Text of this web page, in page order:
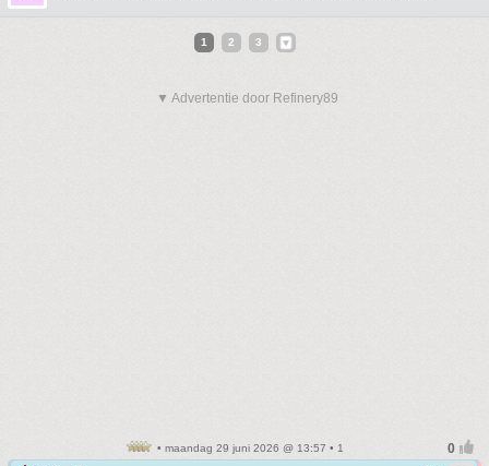
1 2 3
▼ Advertentie door Refinery89
• maandag 29 juni 2026 @ 13:57 • 1